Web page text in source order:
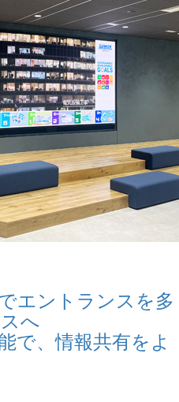
エントランスを多
へ
で、情報共有をよ